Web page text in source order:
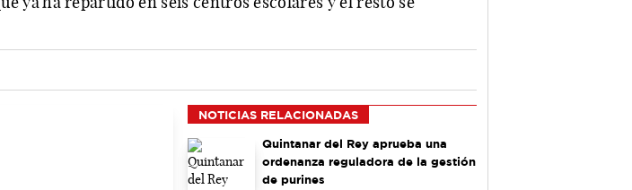
NOTICIAS RELACIONADAS
Quintanar del Rey aprueba una
ordenanza reguladora de la gestión
de purines